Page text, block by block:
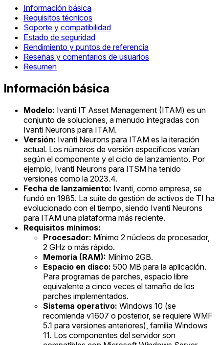
Información básica
Requisitos técnicos
Soporte y compatibilidad
Estado de seguridad
Rendimiento y puntos de referencia
Reseñas y comentarios de usuarios
Resumen
Información básica
Modelo: Ivanti IT Asset Management (ITAM) es un
conjunto de soluciones, a menudo integradas con
Ivanti Neurons para ITAM.
Versión: Ivanti Neurons para ITAM es la iteración
actual. Los números de versión específicos varían
según el componente y el ciclo de lanzamiento. Por
ejemplo, Ivanti Neurons para ITSM ha tenido
versiones como la 2023.4.
Fecha de lanzamiento: Ivanti, como empresa, se
fundó en 1985. La suite de gestión de activos de TI ha
evolucionado con el tiempo, siendo Ivanti Neurons
para ITAM una plataforma más reciente.
Requisitos mínimos:
Procesador: Mínimo 2 núcleos de procesador,
2 GHz o más rápido.
Memoria (RAM): Mínimo 2GB.
Espacio en disco: 500 MB para la aplicación.
Para programas de parches, espacio libre
equivalente a cinco veces el tamaño de los
parches implementados.
Sistema operativo: Windows 10 (se
recomienda v1607 o posterior, se requiere WMF
5.1 para versiones anteriores), familia Windows
11. Los componentes del servidor son